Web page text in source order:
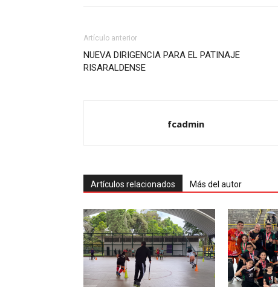
Artículo anterior
NUEVA DIRIGENCIA PARA EL PATINAJE
RISARALDENSE
fcadmin
Artículos relacionados Más del autor